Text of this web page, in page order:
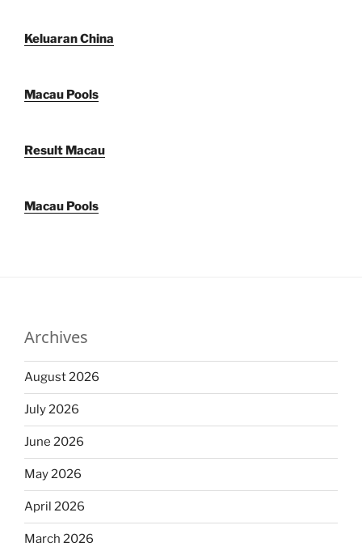
Keluaran China
Macau Pools
Result Macau
Macau Pools
Archives
August 2026
July 2026
June 2026
May 2026
April 2026
March 2026